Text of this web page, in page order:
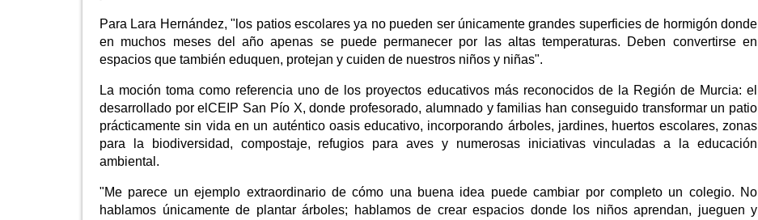
Para Lara Hernández, "los patios escolares ya no pueden ser únicamente grandes superficies de hormigón donde
en muchos meses del año apenas se puede permanecer por las altas temperaturas. Deben convertirse en
espacios que también eduquen, protejan y cuiden de nuestros niños y niñas".
La moción toma como referencia uno de los proyectos educativos más reconocidos de la Región de Murcia: el
desarrollado por elCEIP San Pío X, donde profesorado, alumnado y familias han conseguido transformar un patio
prácticamente sin vida en un auténtico oasis educativo, incorporando árboles, jardines, huertos escolares, zonas
para la biodiversidad, compostaje, refugios para aves y numerosas iniciativas vinculadas a la educación
ambiental.
"Me parece un ejemplo extraordinario de cómo una buena idea puede cambiar por completo un colegio. No
hablamos únicamente de plantar árboles; hablamos de crear espacios donde los niños aprendan, jueguen y